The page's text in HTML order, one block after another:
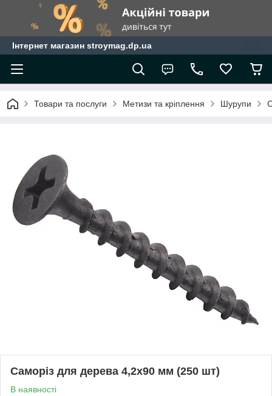
Інтернет магазин stroymag.dp.ua
Товари та послуги Метизи та кріплення Шурупи
Саморіз для дерева 4,2х90 мм (250 шт)
В наявності